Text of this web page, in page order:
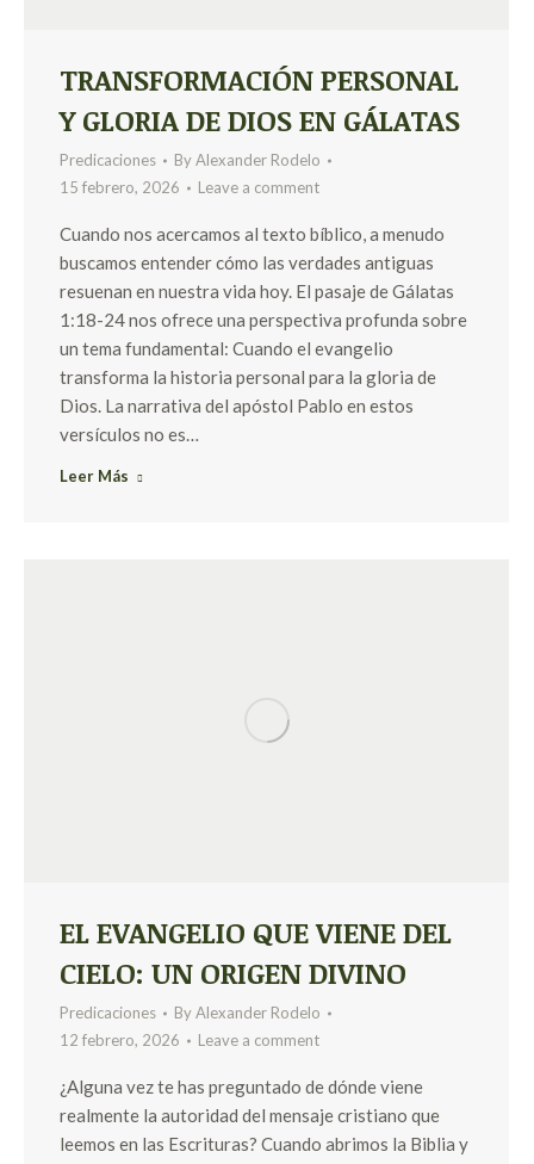
TRANSFORMACIÓN PERSONAL
Y GLORIA DE DIOS EN GÁLATAS
Predicaciones ByAlexander Rodelo
15 febrero, 2026
Leave a comment
Cuando nos acercamos al texto bíblico, a menudo
buscamos entender cómo las verdades antiguas
resuenan en nuestra vida hoy. El pasaje de Gálatas
1:18-24 nos ofrece una perspectiva profunda sobre
un tema fundamental: Cuando el evangelio
transforma la historia personal para la gloria de
Dios. La narrativa del apóstol Pablo en estos
versículos no es…
Leer Más
EL EVANGELIO QUE VIENE DEL
CIELO: UN ORIGEN DIVINO
Predicaciones ByAlexander Rodelo
12 febrero, 2026
Leave a comment
¿Alguna vez te has preguntado de dónde viene
realmente la autoridad del mensaje cristiano que
leemos en las Escrituras? Cuando abrimos la Biblia y